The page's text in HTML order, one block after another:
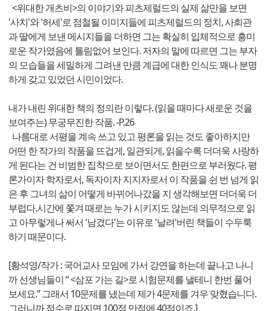
<위대한 개츠비>의 이야기와 피츠제럴드의 실제 삶만을 보면
'사치'와 '허세'로 점철될 이미지들에 피츠제럴드의 정치, 사회관
과 딸에게 보낸 메시지들을 더하면 그는 확실히 입체적으로 흥미
로운 작가였음에 틀림없어 보인다. 저자의 말에 따르면 그는 부자
의 모습들을 세밀하게 그려낸 만큼 계급에 대한 인식도 꽤나 분명
하게 갖고 있었던 시민이었다.
내가 내린 위대한 책의 정의란 이렇다. (읽을 때마다 새로운 것을
보여주는) 무궁무진한 작품. -P.26
나름대로 서평을 계속 쓰고 있고 평론을 읽는 것도 좋아하지만
어떤 한 작가의 작품을 뜨겁게, 일관되게, 읽을수록 더더욱 사랑하
게 된다는 건 비범한 집착으로 보이면서도 한편으로 부러웠다. 평
론가이자 학자로서, 독자이자 지지자로서 이 작품을 쉰 번 넘게 읽
은 후 그녀의 삶이 어떻게 바뀌어나갔을 지 생각해보면 더더욱 더
부럽다.시간에 쫓겨 때로는 누가 시키지도 않는데 의무적으로 읽
고 아무렇게나 써서 '남겼다'는 이유로 '날려'버린 책들이 수두룩
하기 때문이다.
[황석영/작가 : 국어교사 모임에 가서 강연을 하는데 끝나고 나니
까 선생님들이 “ <삼포 가는 길>로 시험문제를 낼테니 한번 풀어
보세요.” 그래서 10문제를 냈는데 제가 4문제를 겨우 맞혔습니다.
그러니까 점수로 따지면 100점 만점에 40점이죠.]